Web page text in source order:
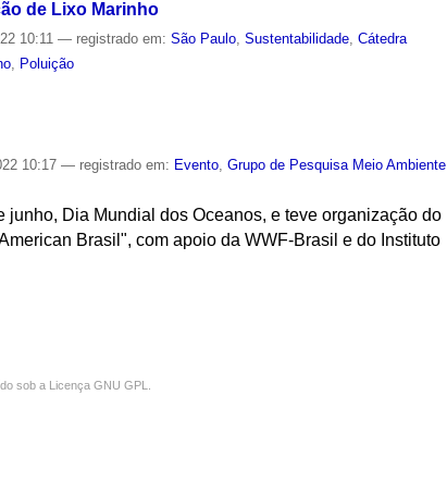
de Lixo Marinho
10:11— registrado em:São Paulo ,Sustentabilidade ,Cátedra
Poluição
10:17— registrado em: Evento ,Grupo de Pesquisa Meio Ambiente
Dia Mundial dos Oceanos, e teve organização do
Brasil", com apoio da WWF-Brasil e do Instituto
sob a Licença GNU GPL